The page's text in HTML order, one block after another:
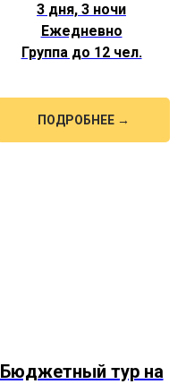
3 дня, 3 ночи
Ежедневно
Группа до 12 чел.
ПОДРОБНЕЕ →
Бюджетный тур на